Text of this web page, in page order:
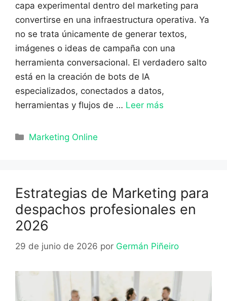
capa experimental dentro del marketing para
convertirse en una infraestructura operativa. Ya
no se trata únicamente de generar textos,
imágenes o ideas de campaña con una
herramienta conversacional. El verdadero salto
está en la creación de bots de IA
especializados, conectados a datos,
herramientas y flujos de … Leer más
Categorías
Marketing Online
Estrategias de Marketing para
despachos profesionales en
2026
29 de junio de 2026 por Germán Piñeiro